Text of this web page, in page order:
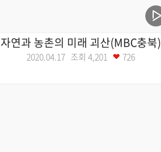
자연과 농촌의 미래 괴산(MBC충북)
2020.04.17 조회 4,201 726